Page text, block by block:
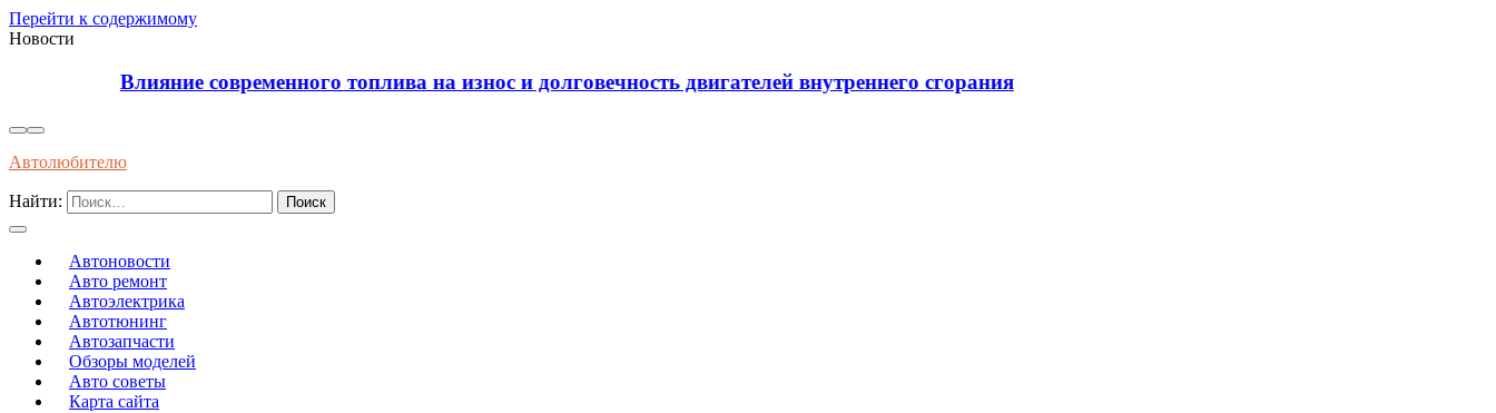
Перейти к содержимому
Новости
Влияние современного топлива на износ и долговечность двигателей внутреннего сгорания
Автолюбителю
Найти:
Автоновости
Авто ремонт
Автоэлектрика
Автотюнинг
Автозапчасти
Обзоры моделей
Авто советы
Карта сайта